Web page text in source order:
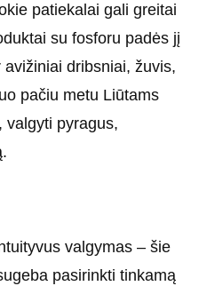
patiekalai gali greitai
su fosforu padės jį
dribsniai, žuvis,
pačiu metu Liūtams
valgyti pyragus,
valgymas – šie
pasirinkti tinkamą